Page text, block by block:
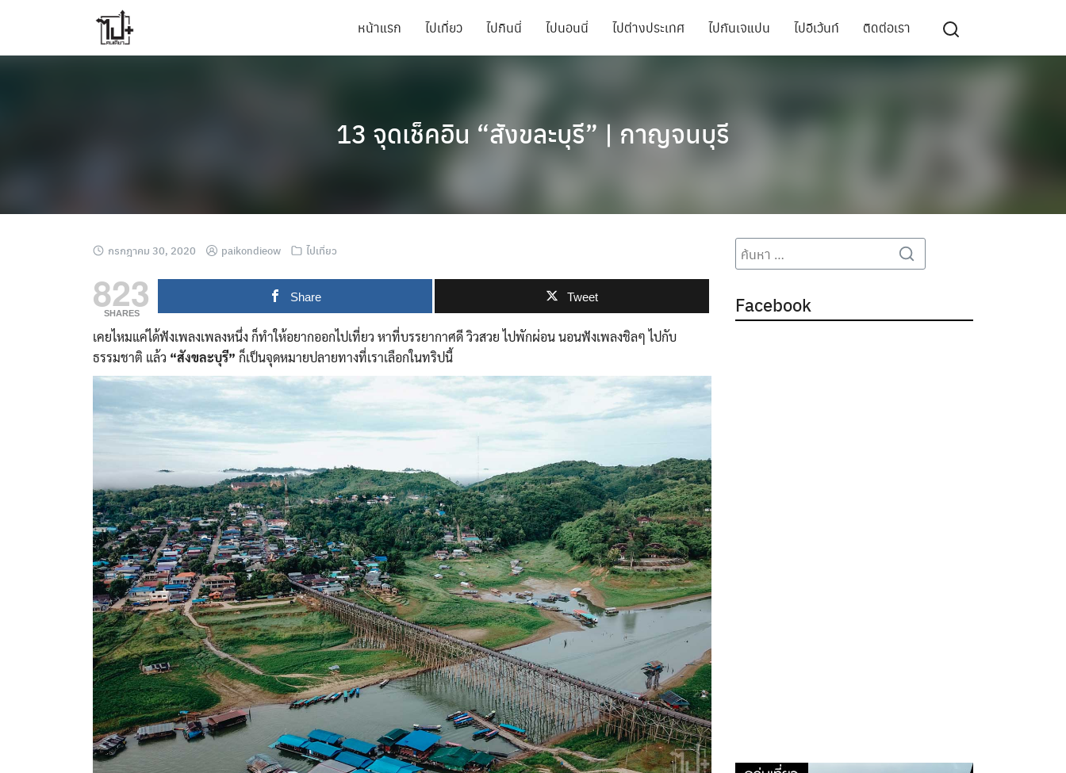
หน้าแรก ไปเที่ยว ไปกินนี่ ไปนอนนี่ ไปต่างประเทศ ไปกันเจแปน ไปอีเว้นท์ ติดต่อเรา
13 จุดเช็คอิน “สังขละบุรี” | กาญจนบุรี
กรกฎาคม 30, 2020 paikondieow ไปเที่ยว
823
SHARES
Share Tweet
เคยไหมแค่ได้ฟังเพลงเพลงหนึ่ง ก็ทำให้อยากออกไปเที่ยว หาที่บรรยากาศดี วิวสวย ไปพักผ่อน นอนฟังเพลงชิลๆ ไปกับ
ธรรมชาติ แล้ว “สังขละบุรี” ก็เป็นจุดหมายปลายทางที่เราเลือกในทริปนี้
Search
for:
Search
Facebook